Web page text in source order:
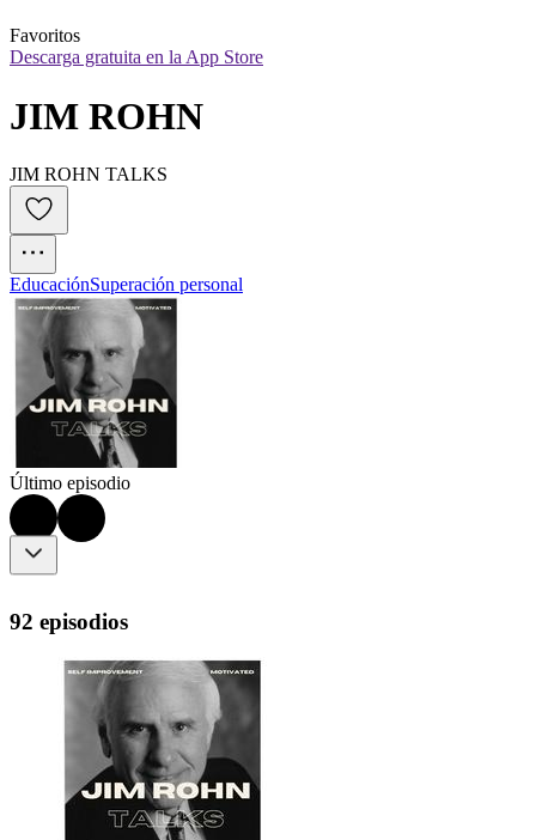
Favoritos
Descarga gratuita en la App Store
JIM ROHN
JIM ROHN TALKS
EducaciónSuperación personal
Último episodio
92 episodios